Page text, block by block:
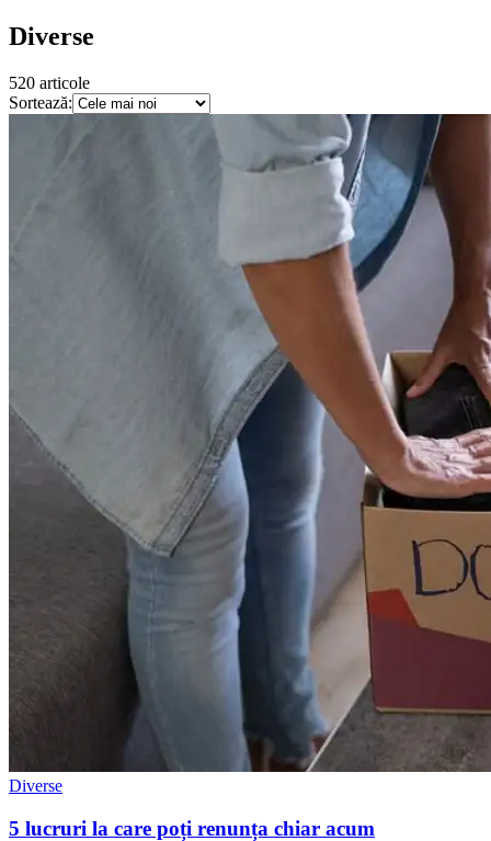
Diverse
520 articole
Sortează:
Diverse
5 lucruri la care poți renunța chiar acum